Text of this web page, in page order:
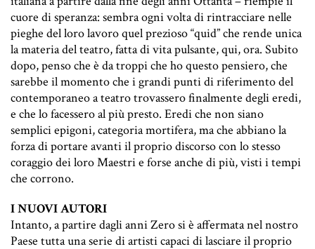
cuore di speranza: sembra ogni volta di rintracciare nelle
pieghe del loro lavoro quel prezioso “quid” che rende unica
la materia del teatro, fatta di vita pulsante, qui, ora. Subito
dopo, penso che è da troppi che ho questo pensiero, che
sarebbe il momento che i grandi punti di riferimento del
contemporaneo a teatro trovassero finalmente degli eredi,
e che lo facessero al più presto. Eredi che non siano
semplici epigoni, categoria mortifera, ma che abbiano la
forza di portare avanti il proprio discorso con lo stesso
coraggio dei loro Maestri e forse anche di più, visti i tempi
che corrono.
I NUOVI AUTORI
Intanto, a partire dagli anni Zero si è affermata nel nostro
Paese tutta una serie di artisti capaci di lasciare il proprio